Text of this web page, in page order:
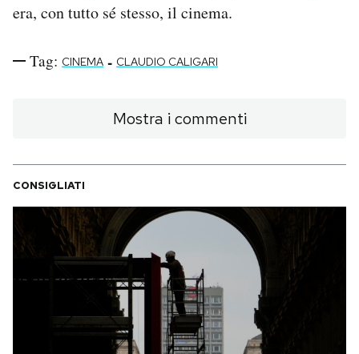
era, con tutto sé stesso, il cinema.
Tag: CINEMA - CLAUDIO CALIGARI
Mostra i commenti
CONSIGLIATI